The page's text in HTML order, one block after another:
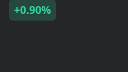
+0.90%